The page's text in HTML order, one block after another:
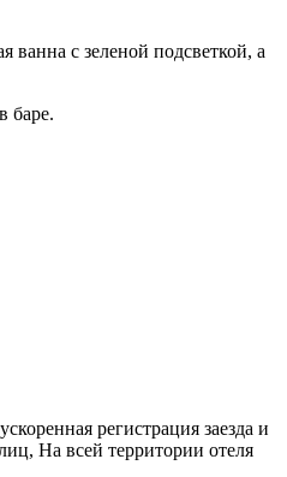
с зеленой подсветкой, а
баре.
регистрация заезда и
На всей территории отеля